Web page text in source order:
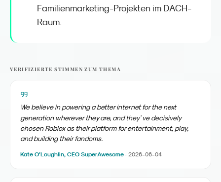
Familienmarketing-Projekten im DACH-
Raum.
VERIFIZIERTE STIMMEN ZUM THEMA
We believe in powering a better internet for the next
generation wherever they are, and they’ve decisively
chosen Roblox as their platform for entertainment, play,
and building their fandoms.
Kate O’Loughlin, CEO SuperAwesome · 2026-06-04